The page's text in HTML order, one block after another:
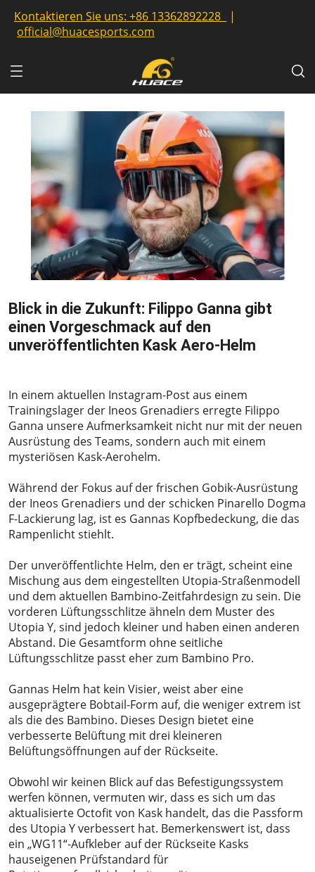
Kontaktieren Sie uns: +86 13362892228
|
official@huacesports.com
Blick in die Zukunft: Filippo Ganna gibt
einen Vorgeschmack auf den
unveröffentlichten Kask Aero-Helm
In einem aktuellen Instagram-Post aus einem
Trainingslager der Ineos Grenadiers erregte Filippo
Ganna unsere Aufmerksamkeit nicht nur mit der neuen
Ausrüstung des Teams, sondern auch mit einem
mysteriösen Kask-Aerohelm.
Während der Fokus auf der frischen Gobik-Ausrüstung
der Ineos Grenadiers und der schicken Pinarello Dogma
F-Lackierung lag, ist es Gannas Kopfbedeckung, die das
Rampenlicht stiehlt.
Der unveröffentlichte Helm, den er trägt, scheint eine
Mischung aus dem eingestellten Utopia-Straßenmodell
und dem aktuellen Bambino-Zeitfahrdesign zu sein. Die
vorderen Lüftungsschlitze ähneln dem Muster des
Utopia Y, sind jedoch kleiner und haben einen anderen
Abstand. Die Gesamtform ohne seitliche
Lüftungsschlitze passt eher zum Bambino Pro.
Gannas Helm hat kein Visier, weist aber eine
ausgeprägtere Bobtail-Form auf, die weniger extrem ist
als die des Bambino. Dieses Design bietet eine
verbesserte Belüftung mit drei kleineren
Belüftungsöffnungen auf der Rückseite.
Obwohl wir keinen Blick auf das Befestigungssystem
werfen können, vermuten wir, dass es sich um das
aktualisierte Octofit von Kask handelt, das die Passform
des Utopia Y verbessert hat. Bemerkenswert ist, dass
ein „WG11“-Aufkleber auf der Rückseite Kasks
hauseigenen Prüfstandard für